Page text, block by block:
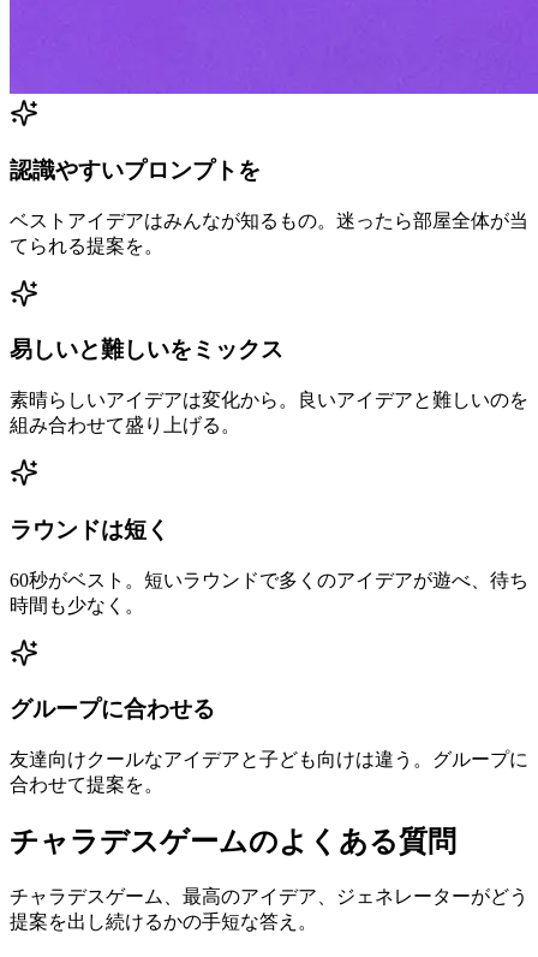
認識やすいプロンプトを
ベストアイデアはみんなが知るもの。迷ったら部屋全体が当
てられる提案を。
易しいと難しいをミックス
素晴らしいアイデアは変化から。良いアイデアと難しいのを
組み合わせて盛り上げる。
ラウンドは短く
60秒がベスト。短いラウンドで多くのアイデアが遊べ、待ち
時間も少なく。
グループに合わせる
友達向けクールなアイデアと子ども向けは違う。グループに
合わせて提案を。
チャラデスゲームのよくある質問
チャラデスゲーム、最高のアイデア、ジェネレーターがどう
提案を出し続けるかの手短な答え。